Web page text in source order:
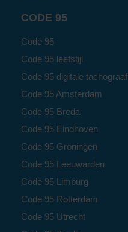
CODE 95
Code 95
Code 95 leefstijl
Code 95 digitale tachograaf
Code 95 Amsterdam
Code 95 Breda
Code 95 Eindhoven
Code 95 Groningen
Code 95 Leeuwarden
Code 95 Limburg
Code 95 Rotterdam
Code 95 Utrecht